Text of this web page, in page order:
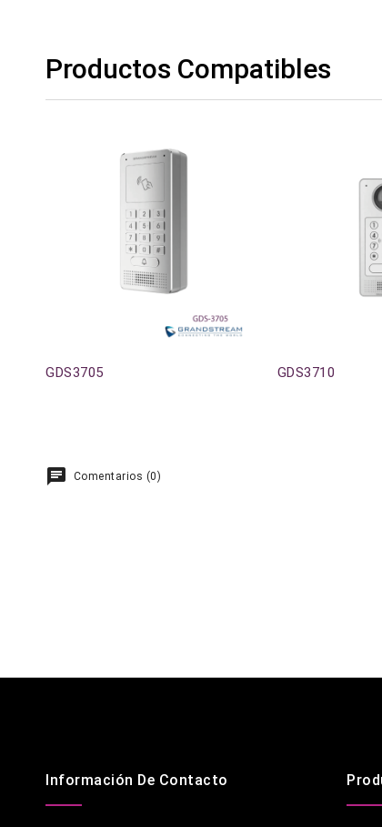
Productos Compatibles
GDS3705 GDS3710
Comentarios (0)
Información De Contacto